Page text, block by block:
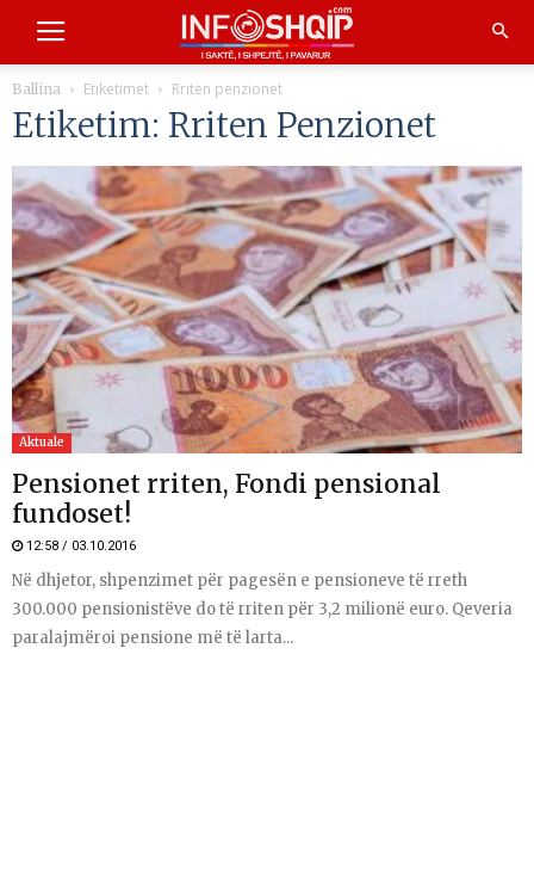
Ballina Etiketimet Rriten penzionet
Etiketim: Rriten Penzionet
Aktuale
Pensionet rriten, Fondi pensional
fundoset!
12:58 / 03.10.2016
Në dhjetor, shpenzimet për pagesën e pensioneve të rreth
300.000 pensionistëve do të rriten për 3,2 milionë euro. Qeveria
paralajmëroi pensione më të larta...